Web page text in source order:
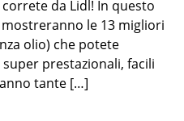
da Lidl! In questo
le 13 migliori
olio) che potete
prestazionali, facili
tante […]